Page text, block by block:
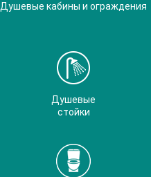
Душевые кабины и ограждения
Душевые
стойки